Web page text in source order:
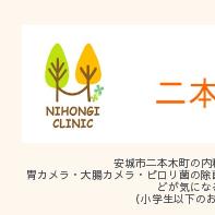
安城市二本木町の内
胃カメラ・大腸カメラ・ピロリ菌の
どが気にな
（小学生以下の